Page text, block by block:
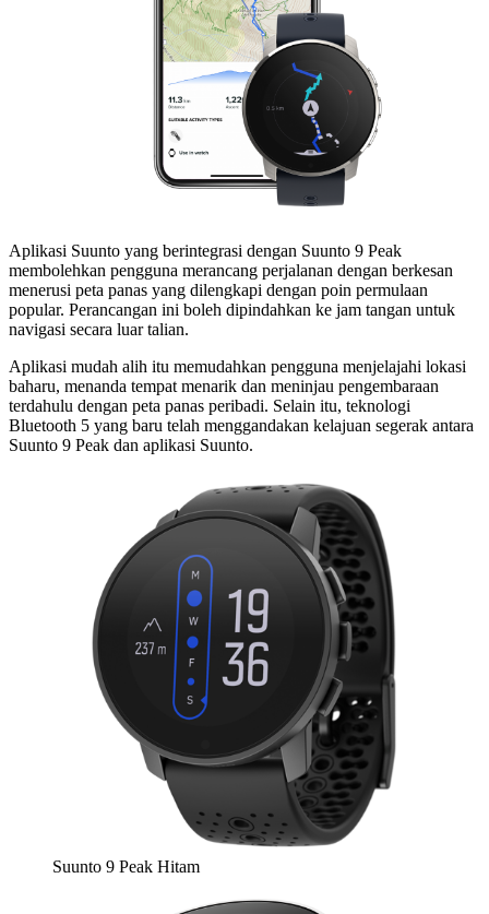
Aplikasi Suunto yang berintegrasi dengan Suunto 9 Peak
membolehkan pengguna merancang perjalanan dengan berkesan
menerusi peta panas yang dilengkapi dengan poin permulaan
popular. Perancangan ini boleh dipindahkan ke jam tangan untuk
navigasi secara luar talian.
Aplikasi mudah alih itu memudahkan pengguna menjelajahi lokasi
baharu, menanda tempat menarik dan meninjau pengembaraan
terdahulu dengan peta panas peribadi. Selain itu, teknologi
Bluetooth 5 yang baru telah menggandakan kelajuan segerak antara
Suunto 9 Peak dan aplikasi Suunto.
Suunto 9 Peak Hitam